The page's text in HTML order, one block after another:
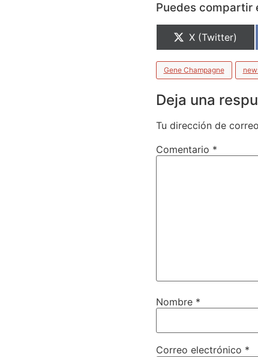
Puedes compartir
X (Twitter)
Gene Champagne
Deja una
Tu dirección de
Comentario *
Nombre *
Correo electrónico *